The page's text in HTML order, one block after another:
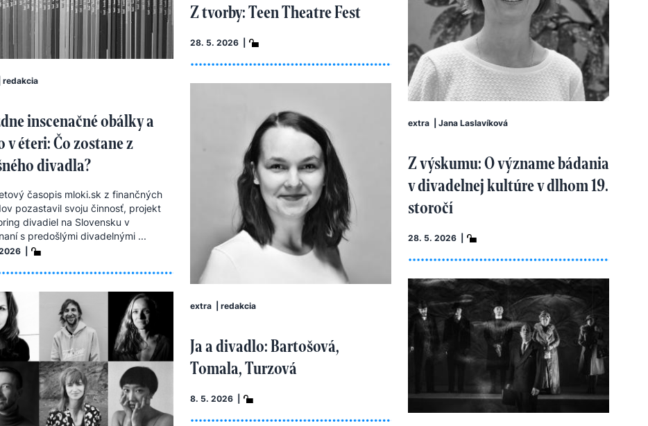
Z tvorby: Teen Theatre Fest
28. 5. 2026 |
extra Jana Laslavíková
Z výskumu: O význame bádania
v divadelnej kultúre v dlhom 19.
storočí
28. 5. 2026 |
redakcia
inscenačné obálky a
v éteri: Čo zostane z
divadla?
časopis mloki.sk z finančných
pozastavil svoju činnosť, projekt
divadiel na Slovensku v
s predošlými divadelnými ...
|
extra redakcia
Ja a divadlo: Bartošová,
Tomala, Turzová
8. 5. 2026 |